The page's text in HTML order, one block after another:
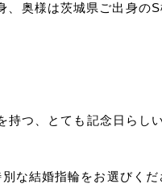
奥様は茨城県ご出身のS
つ、とても記念日らし
な結婚指輪をお選びくだ